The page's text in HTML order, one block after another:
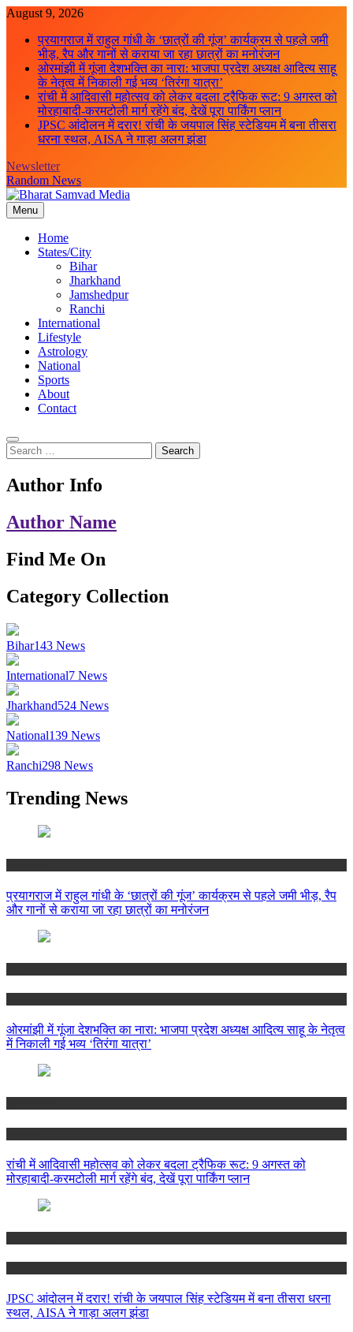
Skip
content
August 9, 2026
प्रयागराज में राहुल गांधी के ‘छात्रों की गूंज’ कार्यक्रम से पहले जमी
भीड़, रैप और गानों से कराया जा रहा छात्रों का मनोरंजन
ओरमांझी में गूंजा देशभक्ति का नारा: भाजपा प्रदेश अध्यक्ष आदित्य साहू
के नेतृत्व में निकाली गई भव्य ‘तिरंगा यात्रा’
रांची में आदिवासी महोत्सव को लेकर बदला ट्रैफिक रूट: 9 अगस्त को
मोरहाबादी-करमटोली मार्ग रहेंगे बंद, देखें पूरा पार्किंग प्लान
JPSC आंदोलन में दरार! रांची के जयपाल सिंह स्टेडियम में बना तीसरा
धरना स्थल, AISA ने गाड़ा अलग झंडा
Newsletter
Random News
Bharat Samvad Media
Menu
Home
States/City
Bihar
Jharkhand
Jamshedpur
Ranchi
International
Lifestyle
Astrology
National
Sports
About
Contact
Search
for:
Author Info
Author Name
Find Me On
Category Collection
Bihar143 News
International7 News
Jharkhand524 News
National139 News
Ranchi298 News
Trending News
प्रयागराज में राहुल गांधी के ‘छात्रों की गूंज’ कार्यक्रम से पहले जमी भीड़, रैप
और गानों से कराया जा रहा छात्रों का मनोरंजन
ओरमांझी में गूंजा देशभक्ति का नारा: भाजपा प्रदेश अध्यक्ष आदित्य साहू के नेतृत्व
में निकाली गई भव्य ‘तिरंगा यात्रा’
रांची में आदिवासी महोत्सव को लेकर बदला ट्रैफिक रूट: 9 अगस्त को
मोरहाबादी-करमटोली मार्ग रहेंगे बंद, देखें पूरा पार्किंग प्लान
JPSC आंदोलन में दरार! रांची के जयपाल सिंह स्टेडियम में बना तीसरा धरना
स्थल, AISA ने गाड़ा अलग झंडा